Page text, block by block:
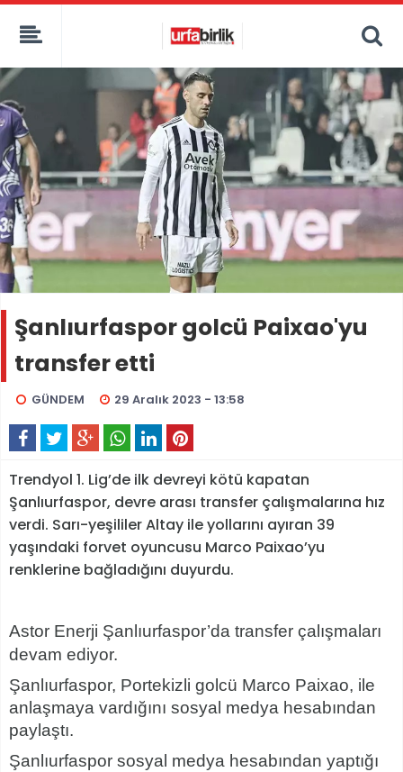
Şanlıurfaspor golcü Paixao'yu
transfer etti
GÜNDEM 29 Aralık 2023 - 13:58
Trendyol 1. Lig’de ilk devreyi kötü kapatan
Şanlıurfaspor, devre arası transfer çalışmalarına hız
verdi. Sarı-yeşililer Altay ile yollarını ayıran 39
yaşındaki forvet oyuncusu Marco Paixao’yu
renklerine bağladığını duyurdu.
Astor Enerji Şanlıurfaspor’da transfer çalışmaları
devam ediyor.
Şanlıurfaspor, Portekizli golcü Marco Paixao, ile
anlaşmaya vardığını sosyal medya hesabından
paylaştı.
Şanlıurfaspor sosyal medya hesabından yaptığı